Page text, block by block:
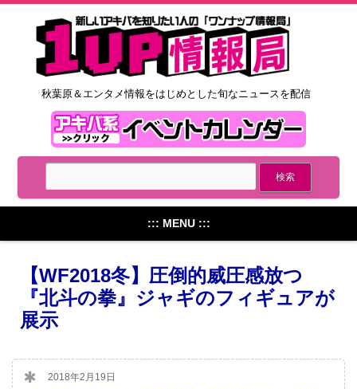
秋葉原＆エンタメ情報をはじめとした旬なニュースを配信
::: MENU :::
【WF2018冬】圧倒的威圧感放つ
『北斗の拳』ジャギのフィギュアが
展示
2018年2月19日